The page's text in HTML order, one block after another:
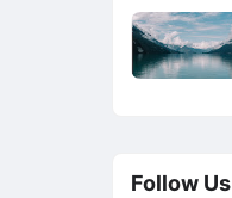
Follow Us